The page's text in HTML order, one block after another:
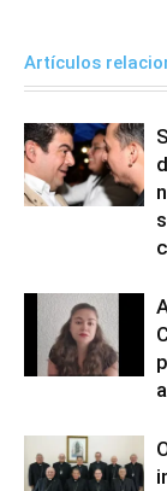
Artículos